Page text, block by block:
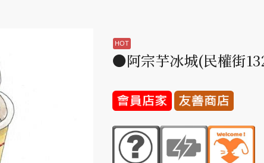
●阿宗芋冰城(民權街